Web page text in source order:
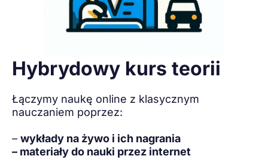
Hybrydowy kurs teorii
Łączymy naukę online z klasycznym
nauczaniem poprzez:
– wykłady na żywo i ich nagrania
– materiały do nauki przez internet